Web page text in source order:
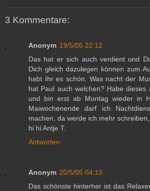
3 Kommentare:
Anonym 19/5/05 22:12
Das hat er sich auch verdient und
Dich gleich dazulegen können zum
habt Ihr es schön. Was nacht der
hat Paul auch welchen? Habe dieses
und bin erst ab Montag wieder in
Maiwochenende darf ich
machen, da werde ich mehr
hi hi Antje T.
Antworten
Anonym 20/5/05 04:13
Das schönste hinterher ist das